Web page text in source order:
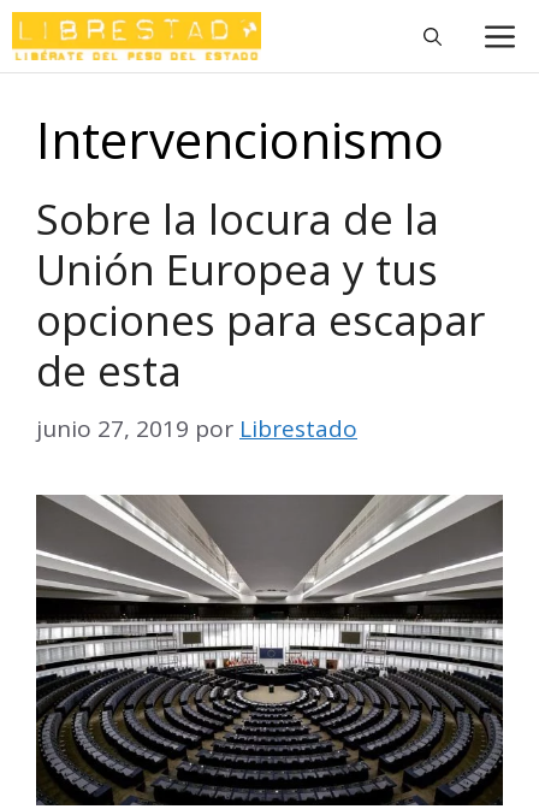
Saltar
al
contenido
Intervencionismo
Sobre la locura de la
Unión Europea y tus
opciones para escapar
de esta
junio 27, 2019 por Librestado